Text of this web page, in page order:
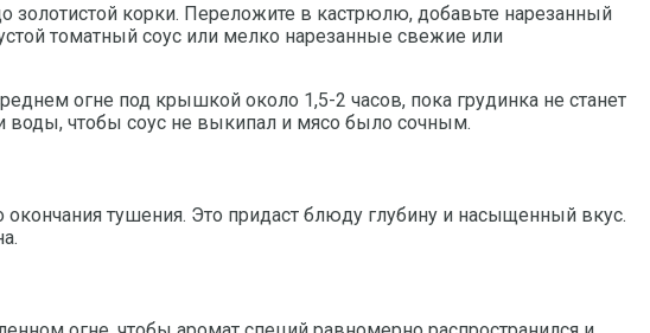
золотистой корки. Переложите в кастрюлю, добавьте нарезанный
томатный соус или мелко нарезанные свежие или
огне под крышкой около 1,5-2 часов, пока грудинка не станет
воды, чтобы соус не выкипал и мясо было сочным.
окончания тушения. Это придаст блюду глубину и насыщенный вкус.